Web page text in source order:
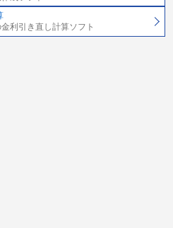
利引き直し計算ソフト